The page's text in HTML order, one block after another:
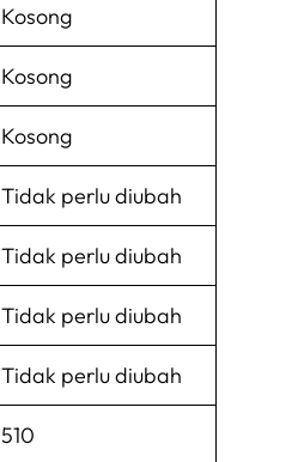
Kosong
Kosong
Kosong
Tidak perlu diubah
Tidak perlu diubah
Tidak perlu diubah
Tidak perlu diubah
510